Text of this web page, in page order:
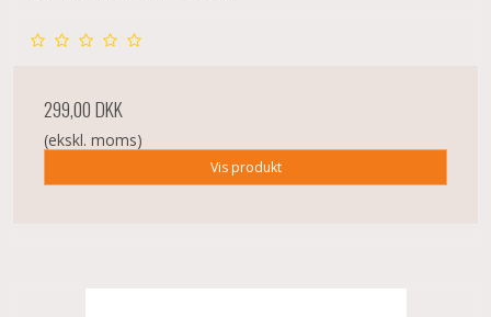
299,00 DKK
(ekskl. moms)
Vis produkt